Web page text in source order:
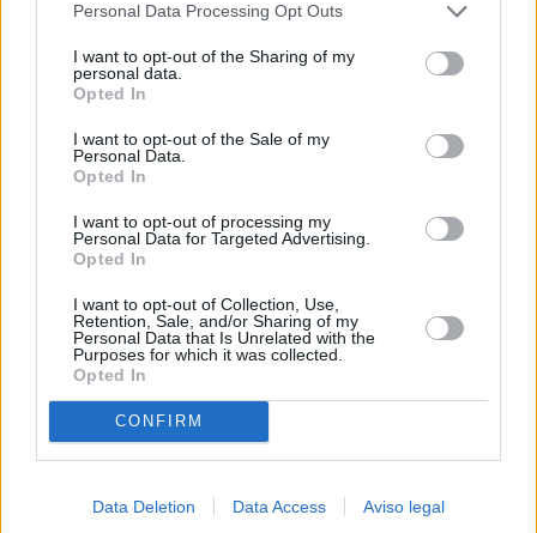
negar su consentimiento. Tenga en cuenta que algún
de su consentimiento, pero usted tiene el derecho de
rechazar tal procesamiento. Sus preferencias se aplicarán
cualquier momento entrando de nuevo en este sitio web o
visitando nuestra política de privacidad.
Personal Data Processing Opt Outs
I want to opt-out of the Sharing of my
personal data.
Opted In
I want to opt-out of the Sale of my
Personal Data.
Opted In
I want to opt-out of processing my
Personal Data for Targeted Advertising.
Opted In
I want to opt-out of Collection, Use,
Retention, Sale, and/or Sharing of my
Personal Data that Is Unrelated with the
Purposes for which it was collected.
Opted In
CONFIRM
Data Deletion Data Access Aviso legal